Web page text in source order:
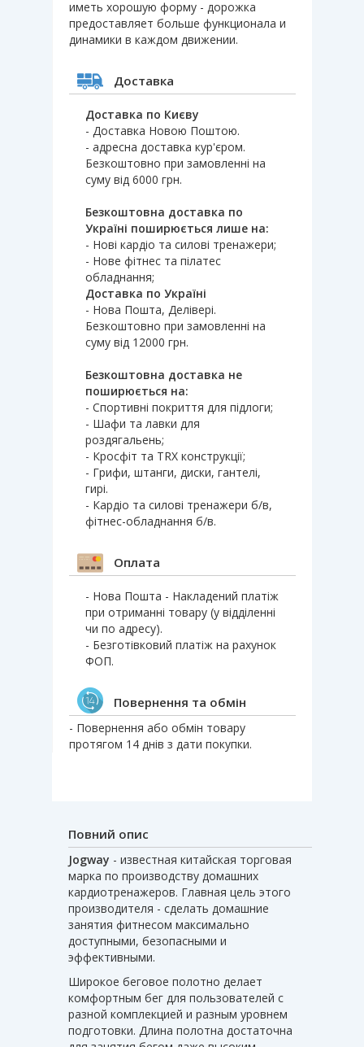
иметь хорошую форму - дорожка
предоставляет больше функционала и
динамики в каждом движении.
Доставка
Доставка по Києву
- Доставка Новою Поштою.
- адресна доставка кур'єром.
Безкоштовно при замовленні на
суму від 6000 грн.
Безкоштовна доставка по
Україні поширюється лише на:
- Нові кардіо та силові тренажери;
- Нове фітнес та пілатес
обладнання;
Доставка по Україні
- Нова Пошта, Делівері.
Безкоштовно при замовленні на
суму від 12000 грн.
Безкоштовна доставка не
поширюється на:
- Спортивні покриття для підлоги;
- Шафи та лавки для
роздягальень;
- Кросфіт та TRX конструкції;
- Грифи, штанги, диски, гантелі,
гирі.
- Кардіо та силові тренажери б/в,
фітнес-обладнання б/в.
Оплата
- Нова Пошта - Накладений платіж
при отриманні товару (у відділенні
чи по адресу).
- Безготівковий платіж на рахунок
ФОП.
Повернення та обмін
- Повернення або обмін товару
протягом 14 днів з дати покупки.
Повний опис
Jogway - известная китайская торговая
марка по производству домашних
кардиотренажеров. Главная цель этого
производителя - сделать домашние
занятия фитнесом максимально
доступными, безопасными и
эффективными.
Широкое беговое полотно делает
комфортным бег для пользователей с
разной комплекцией и разным уровнем
подготовки. Длина полотна достаточна